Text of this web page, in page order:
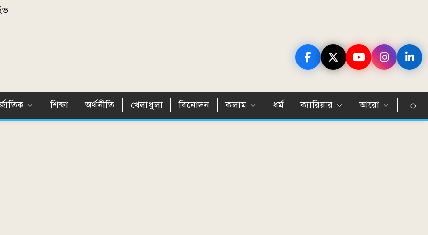
শিক্ষা অর্থনীতি খেলাধুলা বিনোদন কলাম ধর্ম ক্যারিয়ার আরো